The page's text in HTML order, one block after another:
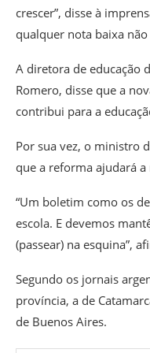
crescer”, disse à
qualquer nota baixa
A diretora de educação
Romero, disse que a
contribui para a
Por sua vez, o ministro
que a reforma ajudará
“Um boletim como os
escola. E devemos
(passear) na esquina”,
Segundo os jornais
província, a de
de Buenos Aires.